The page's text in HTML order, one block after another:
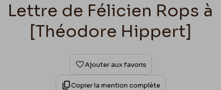
Lettre de Félicien Rops à
[Théodore Hippert]
Ajouter aux favoris
Copier la mention complète